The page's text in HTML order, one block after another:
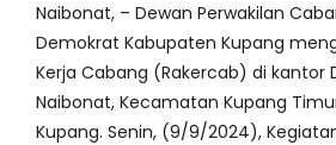
Naibonat, – Dewan Perwakilan
Demokrat Kabupaten Kupang
Kerja Cabang (Rakercab) di kantor
Naibonat, Kecamatan Kupang
Kupang. Senin, (9/9/2024),